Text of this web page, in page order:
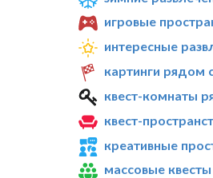
игровые
интересные
картинги рядом
квест-комнаты
квест-
креативные
массовые